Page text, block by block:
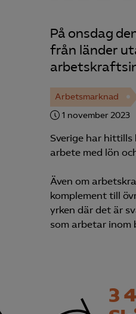
På onsdag
från länder
Arbetsmarknad
1 november 2023
Sverige har
arbete med lön
Även om
komplement till
yrken där det är
som arbetar inom
3